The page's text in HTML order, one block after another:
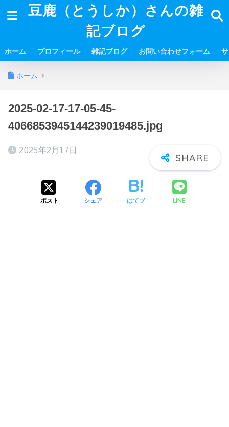
豆鹿（とうしか）さんの雑
記ブログ
ホーム プロフィール 雑記ブログ お問い合わせフォーム
ホーム
2025-02-17-17-05-45-
4066853945144239019485.jpg
2025年2月17日
ポスト シェア はてブ LINE